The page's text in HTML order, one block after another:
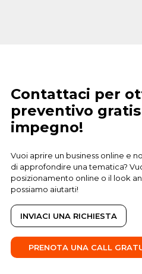
Contattaci per
preventivo gratis
impegno!
Vuoi aprire un business online e
di approfondire una tematica?
posizionamento online o il look
possiamo aiutarti!
INVIACI UNA RICHIESTA
PRENOTA UNA CALL